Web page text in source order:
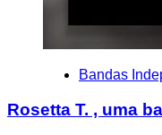
Bandas
Rosetta T. , uma